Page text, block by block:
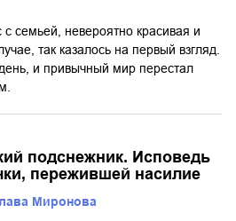
с семьей, невероятно красивая и
так казалось на первый взгляд.
и привычный мир перестал
подснежник. Исповедь
пережившей насилие
Миронова